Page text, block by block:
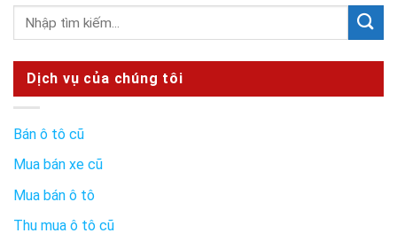
Dịch vụ của chúng tôi
Bán ô tô cũ
Mua bán xe cũ
Mua bán ô tô
Thu mua ô tô cũ